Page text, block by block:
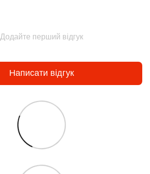
Додайте перший відгук
Написати відгук